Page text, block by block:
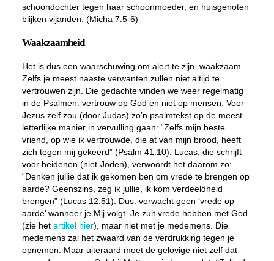
schoondochter tegen haar schoonmoeder, en huisgenoten
blijken vijanden. (Micha 7:5-6)
Waakzaamheid
Het is dus een waarschuwing om alert te zijn, waakzaam.
Zelfs je meest naaste verwanten zullen niet altijd te
vertrouwen zijn. Die gedachte vinden we weer regelmatig
in de Psalmen: vertrouw op God en niet op mensen. Voor
Jezus zelf zou (door Judas) zo’n psalmtekst op de meest
letterlijke manier in vervulling gaan: “Zelfs mijn beste
vriend, op wie ik vertrouwde, die at van mijn brood, heeft
zich tegen mij gekeerd” (Psalm 41:10). Lucas, die schrijft
voor heidenen (niet-Joden), verwoordt het daarom zo:
“Denken jullie dat ik gekomen ben om vrede te brengen op
aarde? Geenszins, zeg ik jullie, ik kom verdeeldheid
brengen” (Lucas 12:51). Dus: verwacht geen ‘vrede op
aarde’ wanneer je Mij volgt. Je zult vrede hebben met God
(zie het artikel hier), maar niet met je medemens. Die
medemens zal het zwaard van de verdrukking tegen je
opnemen. Maar uiteraard moet de gelovige niet zelf dat